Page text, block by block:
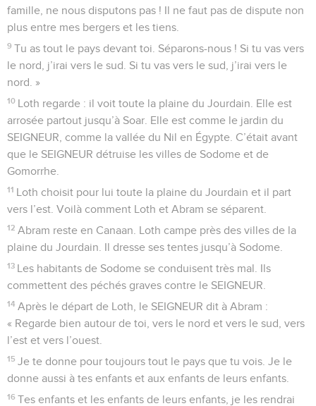
famille, ne nous disputons pas ! Il ne faut pas de dispute non
plus entre mes bergers et les tiens.
9 Tu as tout le pays devant toi. Séparons-nous ! Si tu vas vers
le nord, j’irai vers le sud. Si tu vas vers le sud, j’irai vers le
nord. »
10 Loth regarde : il voit toute la plaine du Jourdain. Elle est
arrosée partout jusqu’à Soar. Elle est comme le jardin du
SEIGNEUR, comme la vallée du Nil en Égypte. C’était avant
que le SEIGNEUR détruise les villes de Sodome et de
Gomorrhe.
11 Loth choisit pour lui toute la plaine du Jourdain et il part
vers l’est. Voilà comment Loth et Abram se séparent.
12 Abram reste en Canaan. Loth campe près des villes de la
plaine du Jourdain. Il dresse ses tentes jusqu’à Sodome.
13 Les habitants de Sodome se conduisent très mal. Ils
commettent des péchés graves contre le SEIGNEUR.
14 Après le départ de Loth, le SEIGNEUR dit à Abram :
« Regarde bien autour de toi, vers le nord et vers le sud, vers
l’est et vers l’ouest.
15 Je te donne pour toujours tout le pays que tu vois. Je le
donne aussi à tes enfants et aux enfants de leurs enfants.
16 Tes enfants et les enfants de leurs enfants, je les rendrai